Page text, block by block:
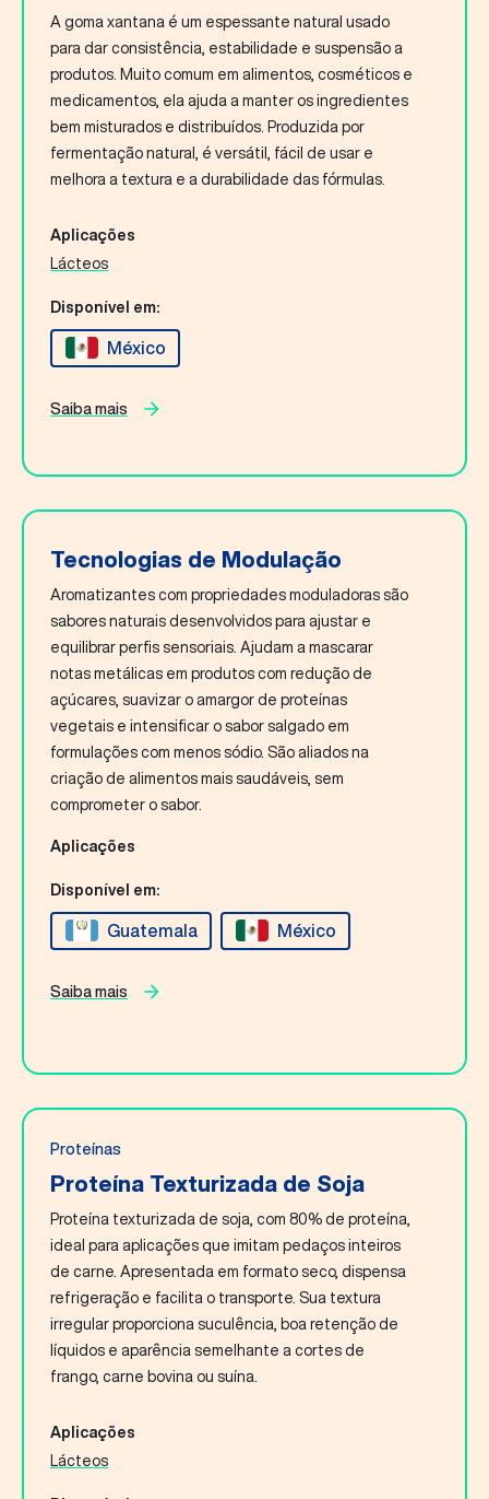
A goma xantana é um espessante natural usado
para dar consistência, estabilidade e suspensão a
produtos. Muito comum em alimentos, cosméticos e
medicamentos, ela ajuda a manter os ingredientes
bem misturados e distribuídos. Produzida por
fermentação natural, é versátil, fácil de usar e
melhora a textura e a durabilidade das fórmulas.
Aplicações
Lácteos
Disponível em:
México
Saiba mais
Tecnologias de Modulação
Aromatizantes com propriedades moduladoras são
sabores naturais desenvolvidos para ajustar e
equilibrar perfis sensoriais. Ajudam a mascarar
notas metálicas em produtos com redução de
açúcares, suavizar o amargor de proteínas
vegetais e intensificar o sabor salgado em
formulações com menos sódio. São aliados na
criação de alimentos mais saudáveis, sem
comprometer o sabor.
Aplicações
Disponível em:
Guatemala México
Saiba mais
Proteínas
Proteína Texturizada de Soja
Proteína texturizada de soja, com 80% de proteína,
ideal para aplicações que imitam pedaços inteiros
de carne. Apresentada em formato seco, dispensa
refrigeração e facilita o transporte. Sua textura
irregular proporciona suculência, boa retenção de
líquidos e aparência semelhante a cortes de
frango, carne bovina ou suína.
Aplicações
Lácteos